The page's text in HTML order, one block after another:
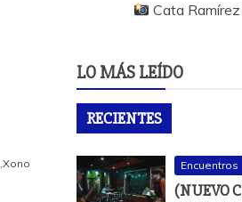
,Xono
Cata
LO MÁS LEÍDO
RECIENTES
Encuentros
(NUEVO